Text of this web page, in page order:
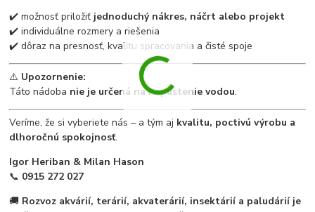
✔️ možnosť priložiť jednoduchý nákres, náčrt alebo projekt
✔️ individuálne rozmery a riešenia
✔️ dôraz na presnosť, kvalitu spracovania a čisté spoje
⚠️ Upozornenie:
Táto nádoba nie je určená na napustenie vodou.
Veríme, že si vyberiete nás – a tým aj kvalitu, poctivú výrobu a
dlhoročnú spokojnosť.
Igor Heriban & Milan Hason
📞 0915 272 027
🚚 Rozvoz akvárií, terárií, akvaterárií, insektárií a paludárií je